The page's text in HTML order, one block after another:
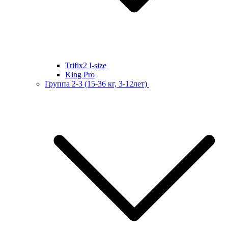
Trifix2 I-size
King Pro
Группа 2-3 (15-36 кг, 3-12лет)